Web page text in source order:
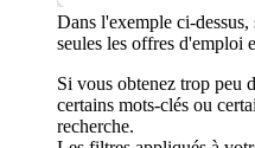
Dans l'exemple ci-
seules les offres d'emploi
Si vous obtenez trop peu
certains mots-clés ou
recherche.